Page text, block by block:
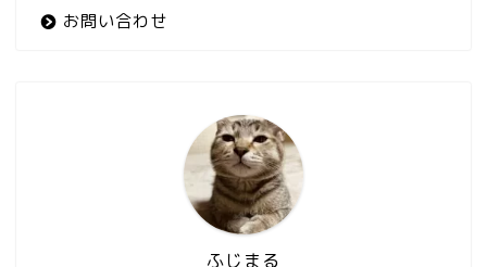
お問い合わせ
ふじまる